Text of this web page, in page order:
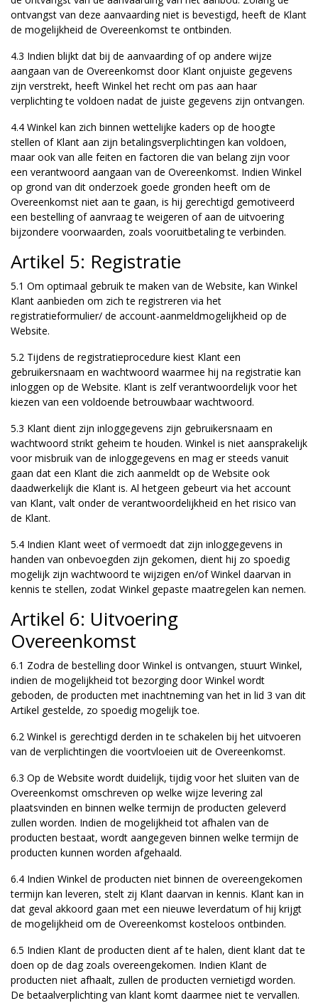
ontvangst van deze aanvaarding niet is bevestigd, heeft de Klant
de mogelijkheid de Overeenkomst te ontbinden.
4.3 Indien blijkt dat bij de aanvaarding of op andere wijze
aangaan van de Overeenkomst door Klant onjuiste gegevens
zijn verstrekt, heeft Winkel het recht om pas aan haar
verplichting te voldoen nadat de juiste gegevens zijn ontvangen.
4.4 Winkel kan zich binnen wettelijke kaders op de hoogte
stellen of Klant aan zijn betalingsverplichtingen kan voldoen,
maar ook van alle feiten en factoren die van belang zijn voor
een verantwoord aangaan van de Overeenkomst. Indien Winkel
op grond van dit onderzoek goede gronden heeft om de
Overeenkomst niet aan te gaan, is hij gerechtigd gemotiveerd
een bestelling of aanvraag te weigeren of aan de uitvoering
bijzondere voorwaarden, zoals vooruitbetaling te verbinden.
Artikel 5: Registratie
5.1 Om optimaal gebruik te maken van de Website, kan Winkel
Klant aanbieden om zich te registreren via het
registratieformulier/ de account-aanmeldmogelijkheid op de
Website.
5.2 Tijdens de registratieprocedure kiest Klant een
gebruikersnaam en wachtwoord waarmee hij na registratie kan
inloggen op de Website. Klant is zelf verantwoordelijk voor het
kiezen van een voldoende betrouwbaar wachtwoord.
5.3 Klant dient zijn inloggegevens zijn gebruikersnaam en
wachtwoord strikt geheim te houden. Winkel is niet aansprakelijk
voor misbruik van de inloggegevens en mag er steeds vanuit
gaan dat een Klant die zich aanmeldt op de Website ook
daadwerkelijk die Klant is. Al hetgeen gebeurt via het account
van Klant, valt onder de verantwoordelijkheid en het risico van
de Klant.
5.4 Indien Klant weet of vermoedt dat zijn inloggegevens in
handen van onbevoegden zijn gekomen, dient hij zo spoedig
mogelijk zijn wachtwoord te wijzigen en/of Winkel daarvan in
kennis te stellen, zodat Winkel gepaste maatregelen kan nemen.
Artikel 6: Uitvoering
Overeenkomst
6.1 Zodra de bestelling door Winkel is ontvangen, stuurt Winkel,
indien de mogelijkheid tot bezorging door Winkel wordt
geboden, de producten met inachtneming van het in lid 3 van dit
Artikel gestelde, zo spoedig mogelijk toe.
6.2 Winkel is gerechtigd derden in te schakelen bij het uitvoeren
van de verplichtingen die voortvloeien uit de Overeenkomst.
6.3 Op de Website wordt duidelijk, tijdig voor het sluiten van de
Overeenkomst omschreven op welke wijze levering zal
plaatsvinden en binnen welke termijn de producten geleverd
zullen worden. Indien de mogelijkheid tot afhalen van de
producten bestaat, wordt aangegeven binnen welke termijn de
producten kunnen worden afgehaald.
6.4 Indien Winkel de producten niet binnen de overeengekomen
termijn kan leveren, stelt zij Klant daarvan in kennis. Klant kan in
dat geval akkoord gaan met een nieuwe leverdatum of hij krijgt
de mogelijkheid om de Overeenkomst kosteloos ontbinden.
6.5 Indien Klant de producten dient af te halen, dient klant dat te
doen op de dag zoals overeengekomen. Indien Klant de
producten niet afhaalt, zullen de producten vernietigd worden.
De betaalverplichting van klant komt daarmee niet te vervallen.